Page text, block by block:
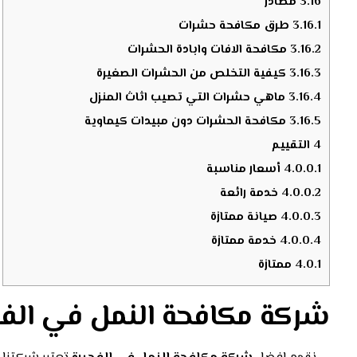
3.16.1طرق مكافحة حشرات
3.16.2مكافحة الافات وابادة الحشرات
3.16.3كيفية التخلص من الحشرات الصغيرة
3.16.4ماهي حشرات التي تصيب اثاث المنزل
3.16.5مكافحة الحشرات دون مبيدات كيماوية
4 التقييم
4.0.0.1 أسعار مناسبة
4.0.0.2 خدمة رائعة
4.0.0.3 صيانة ممتازة
4.0.0.4 خدمة ممتازة
4.0.1 ممتازة
شركة مكافحة النمل في